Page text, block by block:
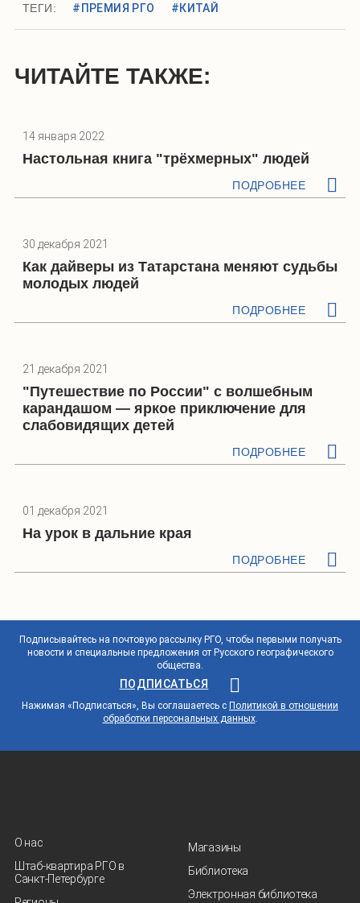
ТЕГИ: #ПРЕМИЯ РГО #КИТАЙ
ЧИТАЙТЕ ТАКЖЕ:
14 января 2022
Настольная книга "трёхмерных" людей
ПОДРОБНЕЕ
30 декабря 2021
Как дайверы из Татарстана меняют судьбы
молодых людей
ПОДРОБНЕЕ
21 декабря 2021
"Путешествие по России" с волшебным
карандашом — яркое приключение для
слабовидящих детей
ПОДРОБНЕЕ
01 декабря 2021
На урок в дальние края
ПОДРОБНЕЕ
Подписывайтесь на почтовую рассылку РГО, чтобы первыми получать
новости и специальные предложения от Русского географического
общества.
ПОДПИСАТЬСЯ
Нажимая «Подписаться», Вы соглашаетесь с Политикой в отношении
обработки персональных данных.
О нас
Штаб-квартира РГО в
Санкт‑Петербурге
Магазины
Библиотека
Электронная библиотека